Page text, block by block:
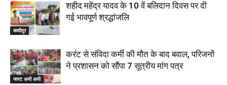
कादीपुर
शहीद महेंद्र यादव के 10 वें बलिदान दिवस पर दी
गई भावपूर्ण श्रद्धांजलि
जस्ट अभी अभी
करंट से संविदा कर्मी की मौत के बाद बवाल, परिजनों
ने प्रशासन को सौंपा 7 सूत्रीय मांग पत्र